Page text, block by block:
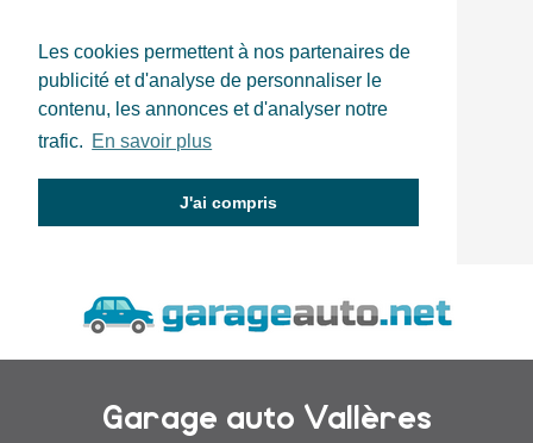
Les cookies permettent à nos partenaires de
publicité et d'analyse de personnaliser le
contenu, les annonces et d'analyser notre
trafic. En savoir plus
J'ai compris
Garage auto Vallères